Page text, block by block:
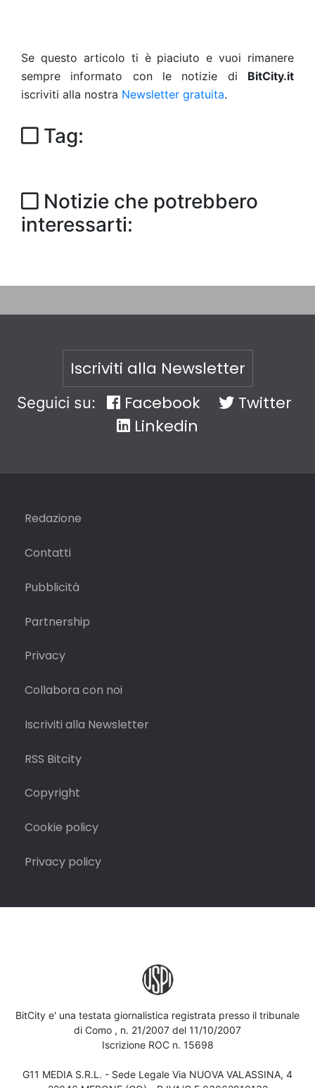
Se questo articolo ti è piaciuto e vuoi rimanere
sempre informato con le notizie di BitCity.it
iscriviti alla nostra Newsletter gratuita.
Tag:
Notizie che potrebbero
interessarti:
Iscriviti alla Newsletter
Seguici su: Facebook
Twitter
Linkedin
Redazione
Contatti
Pubblicità
Partnership
Privacy
Collabora con noi
Iscriviti alla Newsletter
RSS Bitcity
Copyright
Cookie policy
Privacy policy
BitCity e' una testata giornalistica registrata presso il tribunale
di Como , n. 21/2007 del 11/10/2007
Iscrizione ROC n. 15698
G11 MEDIA S.R.L. - Sede Legale Via NUOVA VALASSINA, 4